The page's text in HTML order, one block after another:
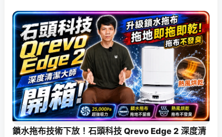
鎖水拖布技術下放！石頭科技 Qrevo Edge 2 深度清